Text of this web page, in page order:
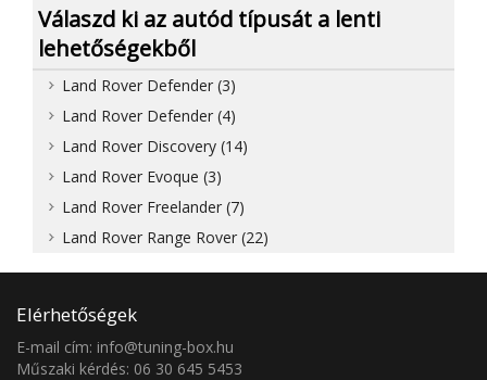
Válaszd ki az autód típusát a lenti
lehetőségekből
Land Rover Defender (3)
Land Rover Defender (4)
Land Rover Discovery (14)
Land Rover Evoque (3)
Land Rover Freelander (7)
Land Rover Range Rover (22)
Elérhetőségek
E-mail cím: info@tuning-box.hu
Műszaki kérdés: 06 30 645 5453